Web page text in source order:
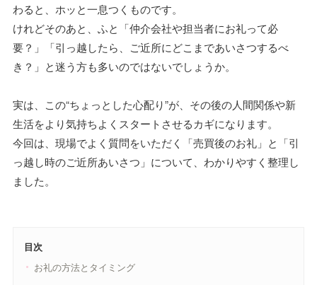
わると、ホッと一息つくものです。
けれどそのあと、ふと「仲介会社や担当者にお礼って必
要？」「引っ越したら、ご近所にどこまであいさつするべ
き？」と迷う方も多いのではないでしょうか。
実は、この“ちょっとした心配り”が、その後の人間関係や新
生活をより気持ちよくスタートさせるカギになります。
今回は、現場でよく質問をいただく「売買後のお礼」と「引
っ越し時のご近所あいさつ」について、わかりやすく整理し
ました。
目次
お礼の方法とタイミング